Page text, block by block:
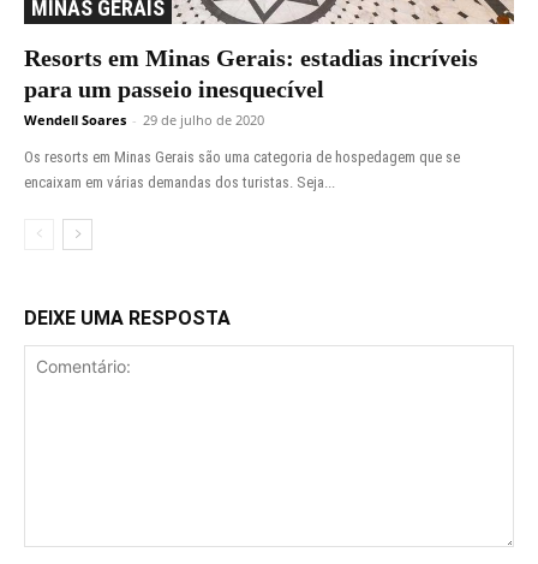
MINAS GERAIS
Resorts em Minas Gerais: estadias incríveis
para um passeio inesquecível
Wendell Soares - 29 de julho de 2020
Os resorts em Minas Gerais são uma categoria de hospedagem que se
encaixam em várias demandas dos turistas. Seja...
DEIXE UMA RESPOSTA